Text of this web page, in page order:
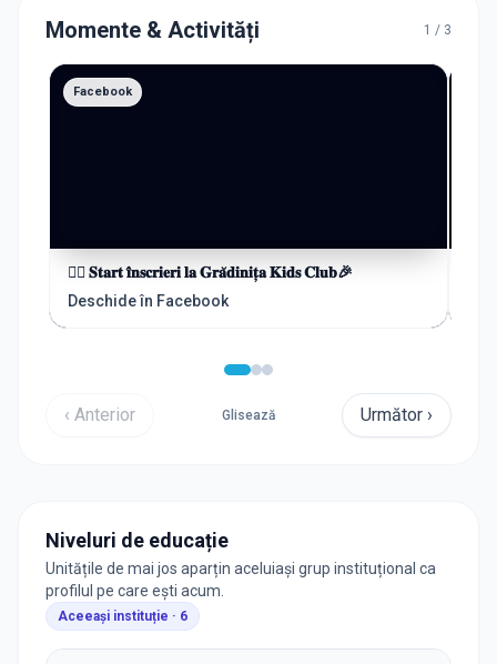
Momente & Activități 1 / 3
Facebook
🏊‍♀️ 𝐒𝐭𝐚𝐫𝐭 𝐢̂𝐧𝐬𝐜𝐫𝐢𝐞𝐫𝐢 𝐥𝐚 𝐆𝐫𝐚̆𝐝𝐢𝐧𝐢𝐭̦𝐚 𝐊𝐢𝐝𝐬 𝐂𝐥𝐮𝐛🎉
Deschide în Facebook
‹ Anterior Glisează Următor ›
Niveluri de educație
Unitățile de mai jos aparțin aceluiași grup instituțional ca
profilul pe care ești acum.
Aceeași instituție · 6